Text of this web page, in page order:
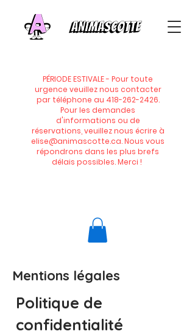
PÉRIODE ESTIVALE - Pour toute
urgence veuillez nous contacter
par téléphone au 418-262-2426.
Pour les demandes
d'informations ou de
réservations, veuillez nous écrire à
elise@animascotte.ca. Nous vous
répondrons dans les plus brefs
délais possibles. Merci !
Mentions légales
Politique de
confidentialité